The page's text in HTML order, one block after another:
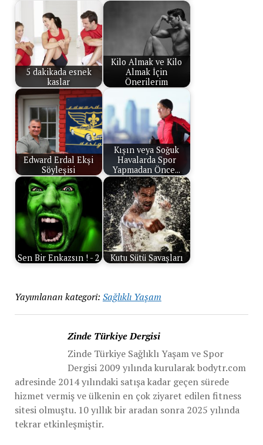
5 dakikada esnek
kaslar
Kilo Almak ve Kilo
Almak İçin
Önerilerim
Edward Erdal Ekşi
Söyleşisi
Kışın veya Soğuk
Havalarda Spor
Yapmadan Önce...
Sen Bir Enkazsın ! - 2 Kutu Sütü Savaşları
Yayımlanan kategori: Sağlıklı Yaşam
Zinde Türkiye Dergisi
Zinde Türkiye Sağlıklı Yaşam ve Spor
Dergisi 2009 yılında kurularak bodytr.com
adresinde 2014 yılındaki satışa kadar geçen sürede
hizmet vermiş ve ülkenin en çok ziyaret edilen fitness
sitesi olmuştu. 10 yıllık bir aradan sonra 2025 yılında
tekrar etkinleşmiştir.